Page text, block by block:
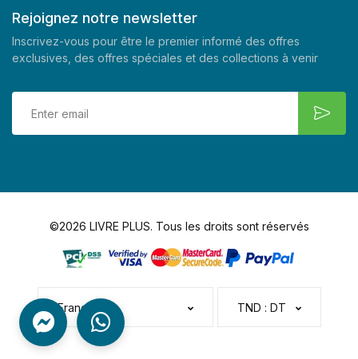
Rejoignez notre newsletter
Inscrivez-vous pour être le premier informé des offres
exclusives, des offres spéciales et des collections à venir
©2026 LIVRE PLUS. Tous les droits sont réservés
Français TND : DT